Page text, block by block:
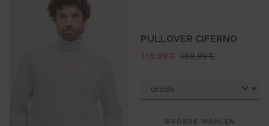
PULLOVER CIFERNO
verkaufspreis:
119,99 € regulärer preis:
169,99 €
GRÖSSE WÄHLEN